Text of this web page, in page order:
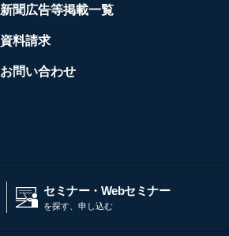
新聞広告等掲載一覧
資料請求
お問い合わせ
セミナー・Webセミナー
を探す、申し込む